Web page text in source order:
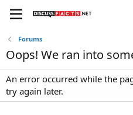
Forums
Oops! We ran into
An error occurred while the
try again later.